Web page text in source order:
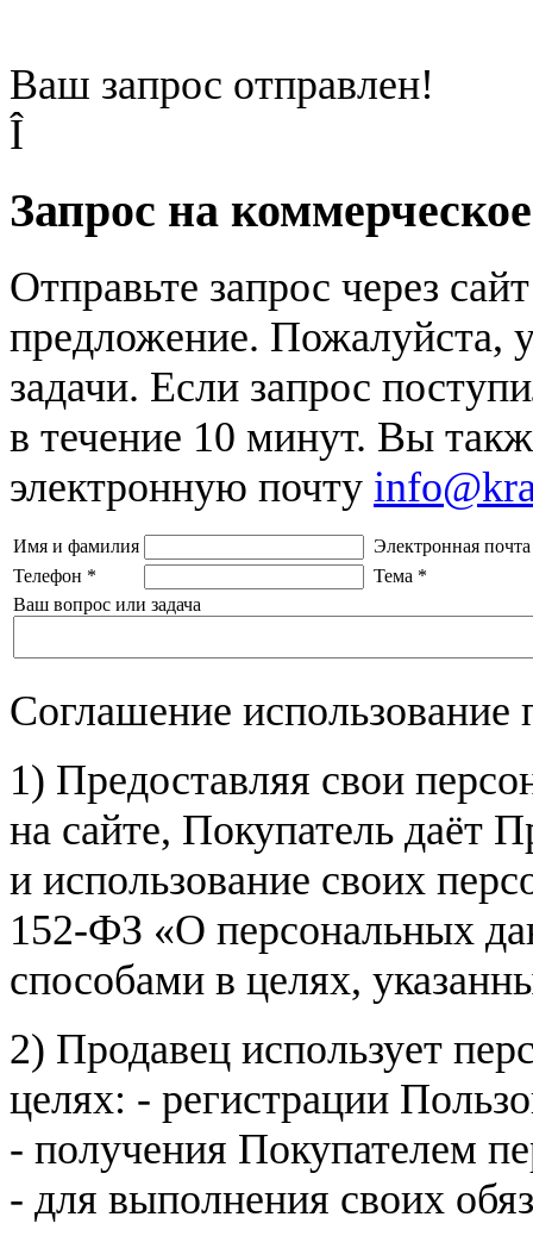
Ваш запрос отправлен!
Î
Запрос на
Отправьте запрос через
предложение. Пожалуйста,
задачи. Если запрос
в течение 10 минут. Вы
электронную почту
Имя и фамилия
Электронная почта
Телефон * Тема *
Ваш вопрос или задача
Соглашение
1) Предоставляя свои
на сайте, Покупатель даёт
и использование своих
152-ФЗ «О персональных
способами в целях,
2) Продавец использует
целях: - регистрации
- получения Покупателем
- для выполнения своих